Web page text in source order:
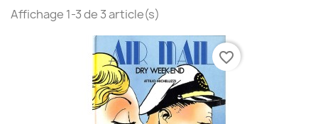
Affichage 1-3 de 3 article(s)
favorite_border